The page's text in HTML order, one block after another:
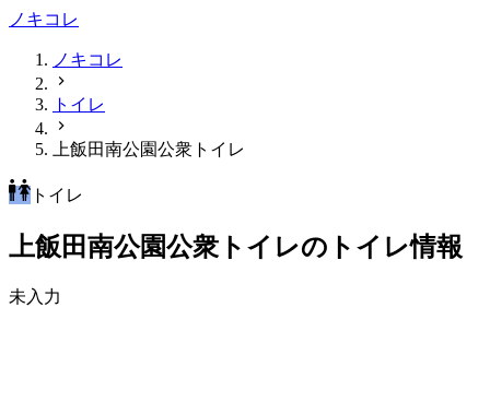
ノキコレ
ノキコレ
トイレ
上飯田南公園公衆トイレ
トイレ
上飯田南公園公衆トイレのトイレ情報
未入力